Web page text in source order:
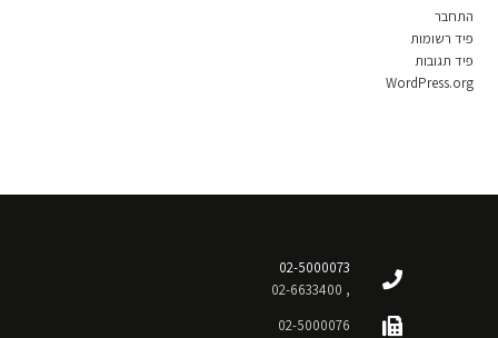
התחבר
פיד רשומות
פיד תגובות
WordPress.org
02-5000073
, 02-6633400
02-5000076